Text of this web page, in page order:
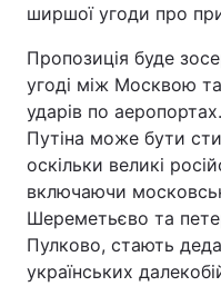
ширшої угоди про
Пропозиція буде
угоді між Москвою
ударів по
Путіна може бути
оскільки великі
включаючи
Шереметьєво та
Пулково, стають
українських